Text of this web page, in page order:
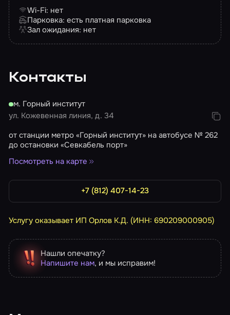
Wi-Fi: нет
Парковка: есть платная парковка
Зал ожидания: нет
Контакты
м. Горный институт
ул. Кожевенная линия, д. 34
от станции метро «Горный институт» на автобусе № 262
до остановки «Севкабель порт»
Посмотреть на карте
+7 (812) 407-14-23
Услугу оказывает ИП Орлов К.Д. (ИНН: 690209000905)
Нашли опечатку?
Напишите нам, и мы исправим!